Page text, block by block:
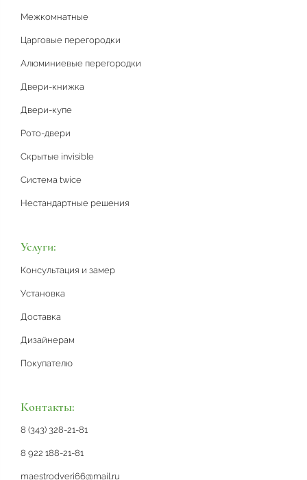
Межкомнатные
Царговые перегородки
Алюминиевые перегородки
Двери-книжка
Двери-купе
Рото-двери
Скрытые invisible
Система twice
Нестандартные решения
Услуги:
Консультация и замер
Установка
Доставка
Дизайнерам
Покупателю
Контакты:
8 (343) 328-21-81
8 922 188-21-81
maestrodveri66@mail.ru